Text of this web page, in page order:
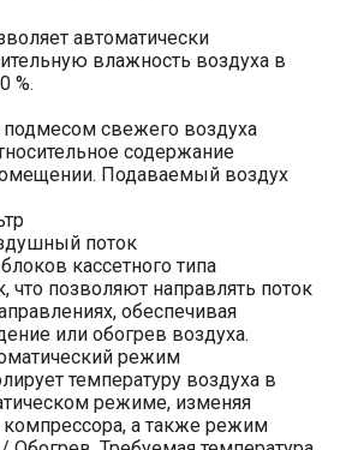
автоматически
влажность воздуха в
%.
свежего воздуха
содержание
Подаваемый воздух
поток
кассетного типа
что позволяют направлять поток
обеспечивая
или обогрев воздуха.
режим
температуру воздуха в
режиме, изменяя
компрессора, а также режим